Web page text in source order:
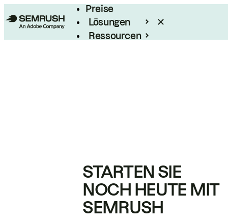
Preise
Lösungen
Ressourcen
STARTEN SIE
NOCH HEUTE MIT
SEMRUSH